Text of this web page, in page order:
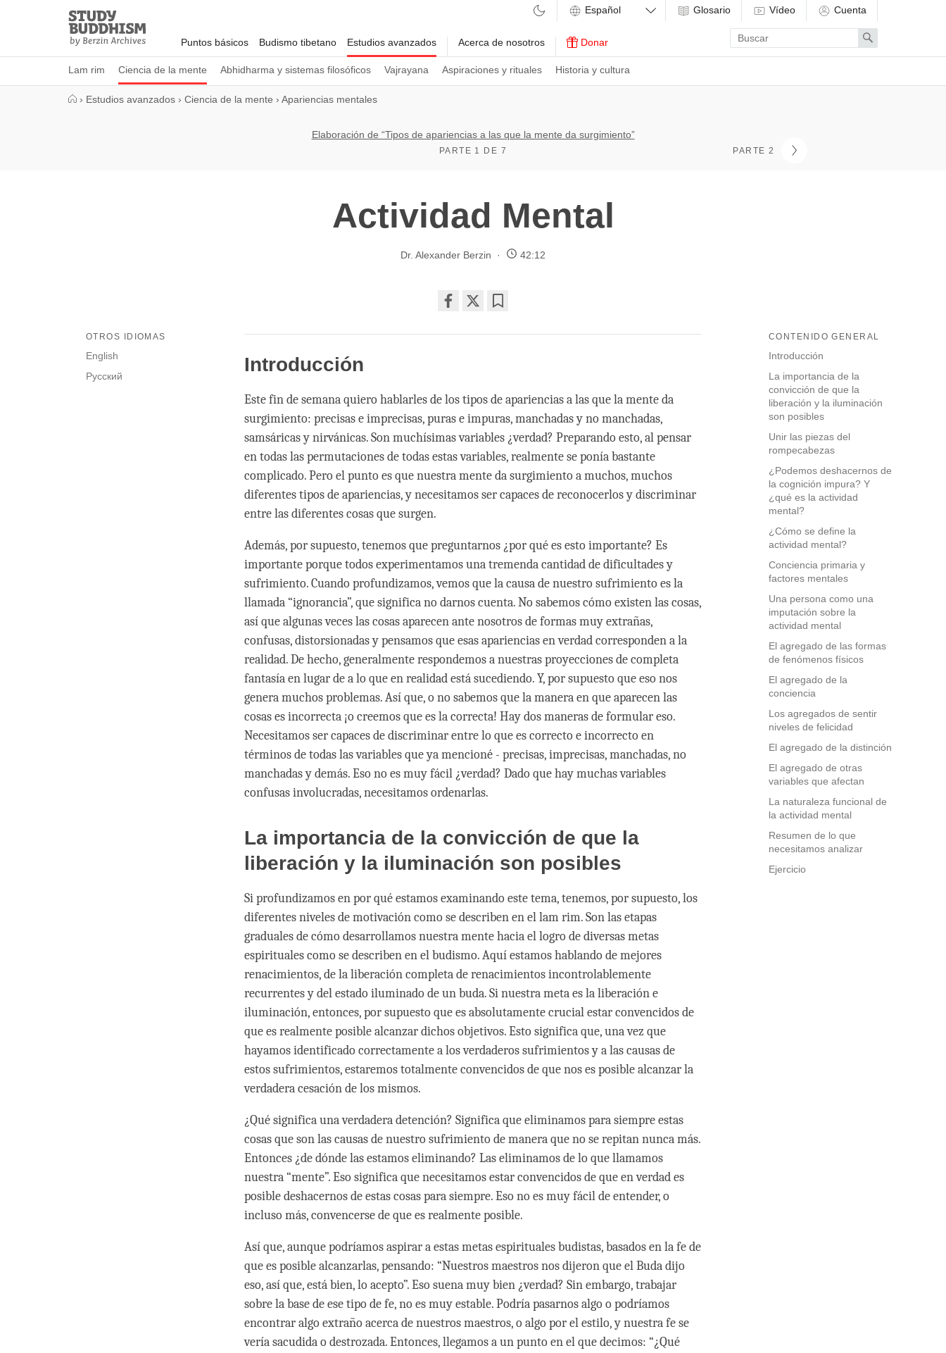
Study
Buddhism
Home
Puntos básicos Budismo tibetano Estudios avanzados
Lam rim Ciencia de la mente Abhidharma y sistemas filosóficos Vajrayana Aspiraciones y rituales Historia y cultura
Acerca de nosotros Donar
Glosario Vídeo Cuenta
Enter
search
term
Search
› Estudios avanzados › Ciencia de la mente › Apariencias mentales
Elaboración de “Tipos de apariencias a las que la mente da surgimiento”
PARTE 1 DE 7 PARTE 2
Actividad Mental
Dr. Alexander Berzin 42:12
on
CONTENIDO GENERAL
Introducción
La importancia de la
convicción de que la
liberación y la iluminación
son posibles
Unir las piezas del
rompecabezas
¿Podemos deshacernos de
la cognición impura? Y
¿qué es la actividad
mental?
¿Cómo se define la
actividad mental?
Conciencia primaria y
factores mentales
Una persona como una
imputación sobre la
actividad mental
El agregado de las formas
de fenómenos físicos
El agregado de la
conciencia
Los agregados de sentir
niveles de felicidad
El agregado de la distinción
El agregado de otras
variables que afectan
La naturaleza funcional de
la actividad mental
Resumen de lo que
necesitamos analizar
Ejercicio
OTROS IDIOMAS
English
Русский
Introducción
Este fin de semana quiero hablarles de los tipos de apariencias a las que la mente da
surgimiento: precisas e imprecisas, puras e impuras, manchadas y no manchadas,
samsáricas y nirvánicas. Son muchísimas variables ¿verdad? Preparando esto, al pensar
en todas las permutaciones de todas estas variables, realmente se ponía bastante
complicado. Pero el punto es que nuestra mente da surgimiento a muchos, muchos
diferentes tipos de apariencias, y necesitamos ser capaces de reconocerlos y discriminar
entre las diferentes cosas que surgen.
Además, por supuesto, tenemos que preguntarnos ¿por qué es esto importante? Es
importante porque todos experimentamos una tremenda cantidad de dificultades y
sufrimiento. Cuando profundizamos, vemos que la causa de nuestro sufrimiento es la
llamada “ignorancia”, que significa no darnos cuenta. No sabemos cómo existen las cosas,
así que algunas veces las cosas aparecen ante nosotros de formas muy extrañas,
confusas, distorsionadas y pensamos que esas apariencias en verdad corresponden a la
realidad. De hecho, generalmente respondemos a nuestras proyecciones de completa
fantasía en lugar de a lo que en realidad está sucediendo. Y, por supuesto que eso nos
genera muchos problemas. Así que, o no sabemos que la manera en que aparecen las
cosas es incorrecta ¡o creemos que es la correcta! Hay dos maneras de formular eso.
Necesitamos ser capaces de discriminar entre lo que es correcto e incorrecto en
términos de todas las variables que ya mencioné - precisas, imprecisas, manchadas, no
manchadas y demás. Eso no es muy fácil ¿verdad? Dado que hay muchas variables
confusas involucradas, necesitamos ordenarlas.
La importancia de la convicción de que la
liberación y la iluminación son posibles
Si profundizamos en por qué estamos examinando este tema, tenemos, por supuesto, los
diferentes niveles de motivación como se describen en el lam rim. Son las etapas
graduales de cómo desarrollamos nuestra mente hacia el logro de diversas metas
espirituales como se describen en el budismo. Aquí estamos hablando de mejores
renacimientos, de la liberación completa de renacimientos incontrolablemente
recurrentes y del estado iluminado de un buda. Si nuestra meta es la liberación e
iluminación, entonces, por supuesto que es absolutamente crucial estar convencidos de
que es realmente posible alcanzar dichos objetivos. Esto significa que, una vez que
hayamos identificado correctamente a los verdaderos sufrimientos y a las causas de
estos sufrimientos, estaremos totalmente convencidos de que nos es posible alcanzar la
verdadera cesación de los mismos.
¿Qué significa una verdadera detención? Significa que eliminamos para siempre estas
cosas que son las causas de nuestro sufrimiento de manera que no se repitan nunca más.
Entonces ¿de dónde las estamos eliminando? Las eliminamos de lo que llamamos
nuestra “mente”. Eso significa que necesitamos estar convencidos de que en verdad es
posible deshacernos de estas cosas para siempre. Eso no es muy fácil de entender, o
incluso más, convencerse de que es realmente posible.
Así que, aunque podríamos aspirar a estas metas espirituales budistas, basados en la fe de
que es posible alcanzarlas, pensando: “Nuestros maestros nos dijeron que el Buda dijo
eso, así que, está bien, lo acepto”. Eso suena muy bien ¿verdad? Sin embargo, trabajar
sobre la base de ese tipo de fe, no es muy estable. Podría pasarnos algo o podríamos
encontrar algo extraño acerca de nuestros maestros, o algo por el estilo, y nuestra fe se
vería sacudida o destrozada. Entonces, llegamos a un punto en el que decimos: “¿Qué